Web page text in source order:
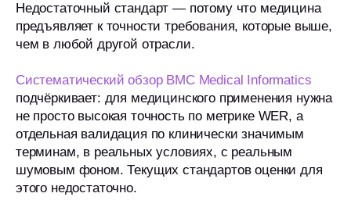
Недостаточный стандарт — потому что медицина
предъявляет к точности требования, которые выше,
чем в любой другой отрасли.
Систематический обзор BMC Medical Informatics
подчёркивает: для медицинского применения нужна
не просто высокая точность по метрике WER, а
отдельная валидация по клинически значимым
терминам, в реальных условиях, с реальным
шумовым фоном. Текущих стандартов оценки для
этого недостаточно.